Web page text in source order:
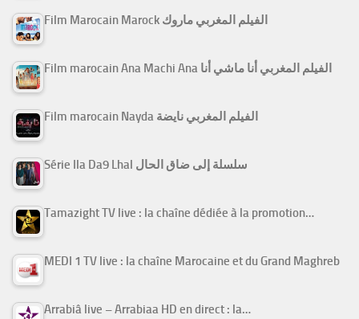
Film Marocain Marock الفيلم المغربي ماروك
Film marocain Ana Machi Ana الفيلم المغربي أنا ماشي أنا
Film marocain Nayda الفيلم المغربي نايضة
Série Ila Da9 Lhal سلسلة إلى ضاق الحال
Tamazight TV live : la chaîne dédiée à la promotion…
MEDI 1 TV live : la chaîne Marocaine et du Grand Maghreb
Arrabiâ live – Arrabiaa HD en direct : la…